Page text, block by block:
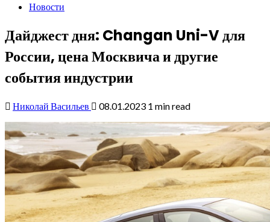
Новости
Дайджест дня: Changan Uni-V для
России, цена Москвича и другие
события индустрии
Николай Васильев 08.01.2023 1 min read